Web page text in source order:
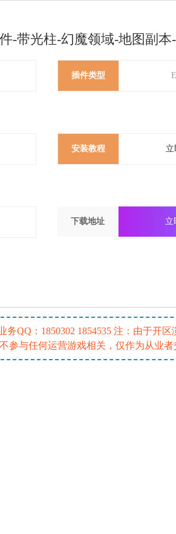
-带光柱-幻魔领域-地图副
插件类型
安装教程 立
下载地址 立
QQ：1850302 1854535 注：由于开
与任何运营游戏相关，仅作为从业